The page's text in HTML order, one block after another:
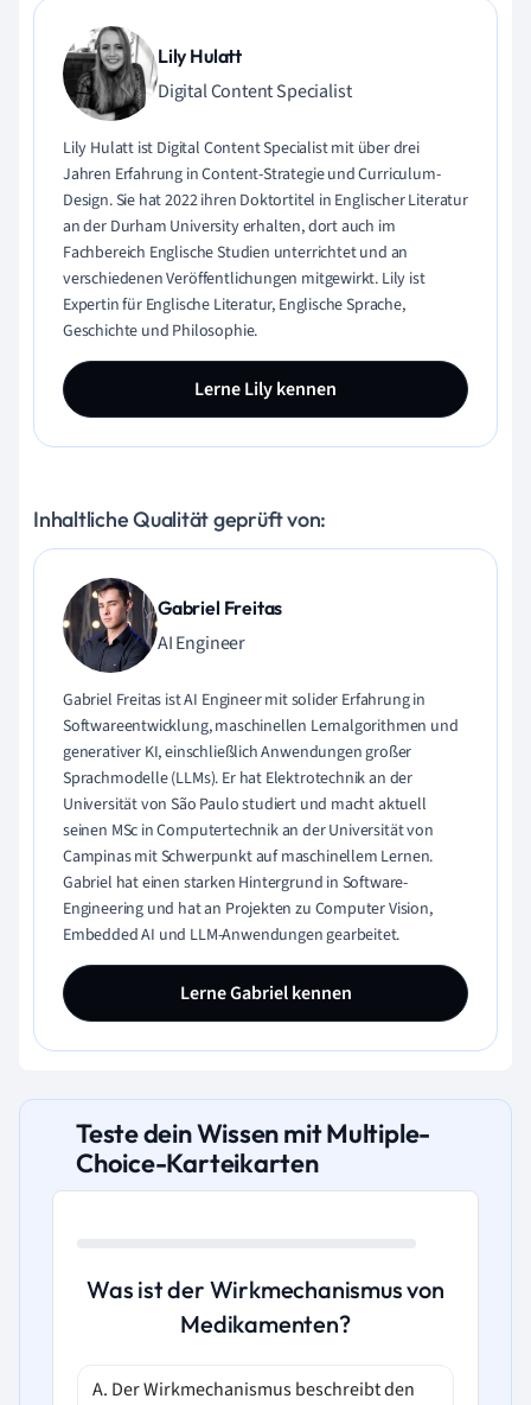
Lily Hulatt
Digital Content Specialist
Lily Hulatt ist Digital Content Specialist mit über drei
Jahren Erfahrung in Content-Strategie und Curriculum-
Design. Sie hat 2022 ihren Doktortitel in Englischer Literatur
an der Durham University erhalten, dort auch im
Fachbereich Englische Studien unterrichtet und an
verschiedenen Veröffentlichungen mitgewirkt. Lily ist
Expertin für Englische Literatur, Englische Sprache,
Geschichte und Philosophie.
Lerne Lily kennen
Inhaltliche Qualität geprüft von:
Gabriel Freitas
AI Engineer
Gabriel Freitas ist AI Engineer mit solider Erfahrung in
Softwareentwicklung, maschinellen Lernalgorithmen und
generativer KI, einschließlich Anwendungen großer
Sprachmodelle (LLMs). Er hat Elektrotechnik an der
Universität von São Paulo studiert und macht aktuell
seinen MSc in Computertechnik an der Universität von
Campinas mit Schwerpunkt auf maschinellem Lernen.
Gabriel hat einen starken Hintergrund in Software-
Engineering und hat an Projekten zu Computer Vision,
Embedded AI und LLM-Anwendungen gearbeitet.
Lerne Gabriel kennen
Teste dein Wissen mit Multiple-
Choice-Karteikarten
Was ist der Wirkmechanismus von
Medikamenten?
A. Der Wirkmechanismus beschreibt den